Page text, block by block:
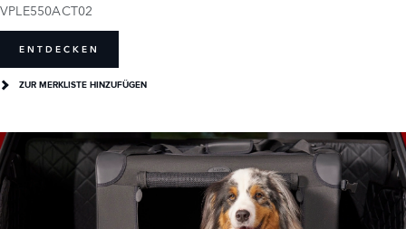
VPLE550ACT02
ENTDECKEN
ZUR MERKLISTE HINZUFÜGEN